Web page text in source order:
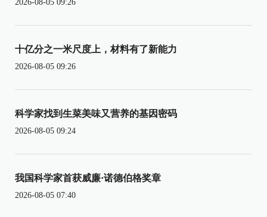
2026-08-05 09:26
十亿分之一米尺度上，材料有了新能力
2026-08-05 09:26
科学家找到生菜美味又营养的基因密码
2026-08-05 09:24
我国科学家首获威廉·诺德伯格奖章
2026-08-05 07:40